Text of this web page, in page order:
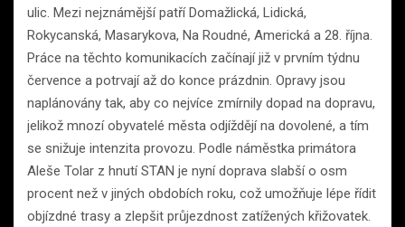
ulic. Mezi nejznámější patří Domažlická, Lidická,
Rokycanská, Masarykova, Na Roudné, Americká a 28. října.
Práce na těchto komunikacích začínají již v prvním týdnu
července a potrvají až do konce prázdnin. Opravy jsou
naplánovány tak, aby co nejvíce zmírnily dopad na dopravu,
jelikož mnozí obyvatelé města odjíždějí na dovolené, a tím
se snižuje intenzita provozu. Podle náměstka primátora
Aleše Tolar z hnutí STAN je nyní doprava slabší o osm
procent než v jiných obdobích roku, což umožňuje lépe řídit
objízdné trasy a zlepšit průjezdnost zatížených křižovatek.